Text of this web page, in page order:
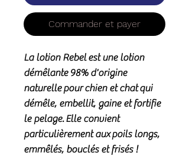
Commander et payer
La lotion Rebel est une lotion
démêlante 98% d'origine
naturellepour chien et chat qui
démêle, embellit, gaine et fortifie
le pelage. Elle convient
particulièrement aux poils longs,
emmêlés, bouclés et frisés !